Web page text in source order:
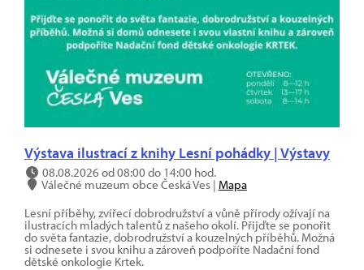
Výstava ilustrací z knihy Lesní pohádky | Výstavy
08.08.2026 od 08:00 do 14:00 hod.
Válečné muzeum obce Česká Ves | Mapa
Lesní příběhy, zvířecí dobrodružství a vůně přírody ožívají na
ilustracích mladých talentů z našeho okolí. Přijďte se ponořit
do světa fantazie, dobrodružství a kouzelných příběhů. Možná
si odnesete i svou knihu a zároveň podpoříte Nadační fond
dětské onkologie Krtek.